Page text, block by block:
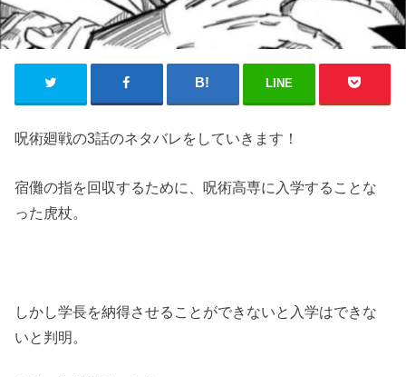
LINE
呪術廻戦の3話のネタバレをしていきます！
宿儺の指を回収するために、呪術高専に入学することな
った虎杖。
しかし学長を納得させることができないと入学はできな
いと判明。